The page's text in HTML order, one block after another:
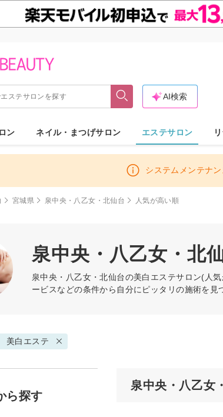
AI検索
ン ネイル・まつげサロン エステサロン
システムメンテナ
宮城県 泉中央・八乙女・北仙台 人気が高い順
泉中央・八乙女・北
泉中央・八乙女・北仙台の美白エステサロン(人
ービスなどの条件から自分にピッタリの施術を見
美白エステ
泉中央・八乙女
ら探す